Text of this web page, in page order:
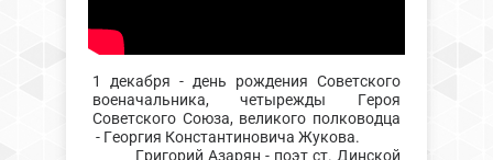
1 декабря - день рождения Советского
военачальника, четырежды Героя
Советского Союза, великого полководца
- Георгия Константиновича Жукова.
Григорий Азарян - поэт ст. Динской